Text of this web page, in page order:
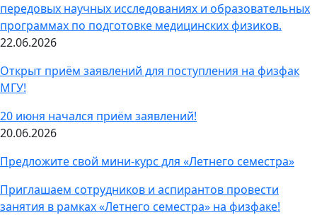
передовых научных исследованиях и образовательных
программах по подготовке медицинских физиков.
22.06.2026
Открыт приём заявлений для поступления на физфак
МГУ!
20 июня начался приëм заявлений!
20.06.2026
Предложите свой мини-курс для «Летнего семестра»
Приглашаем сотрудников и аспирантов провести
занятия в рамках «Летнего семестра» на физфаке!